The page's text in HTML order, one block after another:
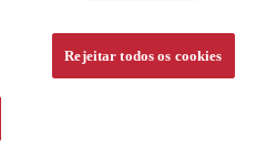
Rejeitar todos os cookies